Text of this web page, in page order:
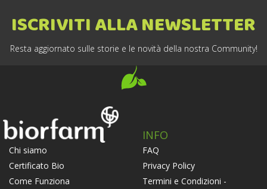
ISCRIVITI ALLA NEWSLETTER
Resta aggiornato sulle storie e le novità della nostra Community!
Chi siamo
Certificato Bio
Come Funziona
INFO
FAQ
Privacy Policy
Termini e Condizioni -